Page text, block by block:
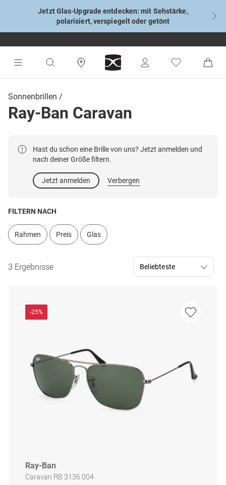
Jetzt Glas-Upgrade entdecken: mit Sehstärke,
polarisiert, verspiegelt oder getönt
Sonnenbrillen
Ray-Ban Caravan
Hast du schon eine Brille von uns? Jetzt anmelden und
nach deiner Größe filtern.
Jetzt anmelden Verbergen
FILTERN NACH
Rahmen Preis Glas
3 Ergebnisse
-25%
Ray-Ban
Caravan RB 3136 004